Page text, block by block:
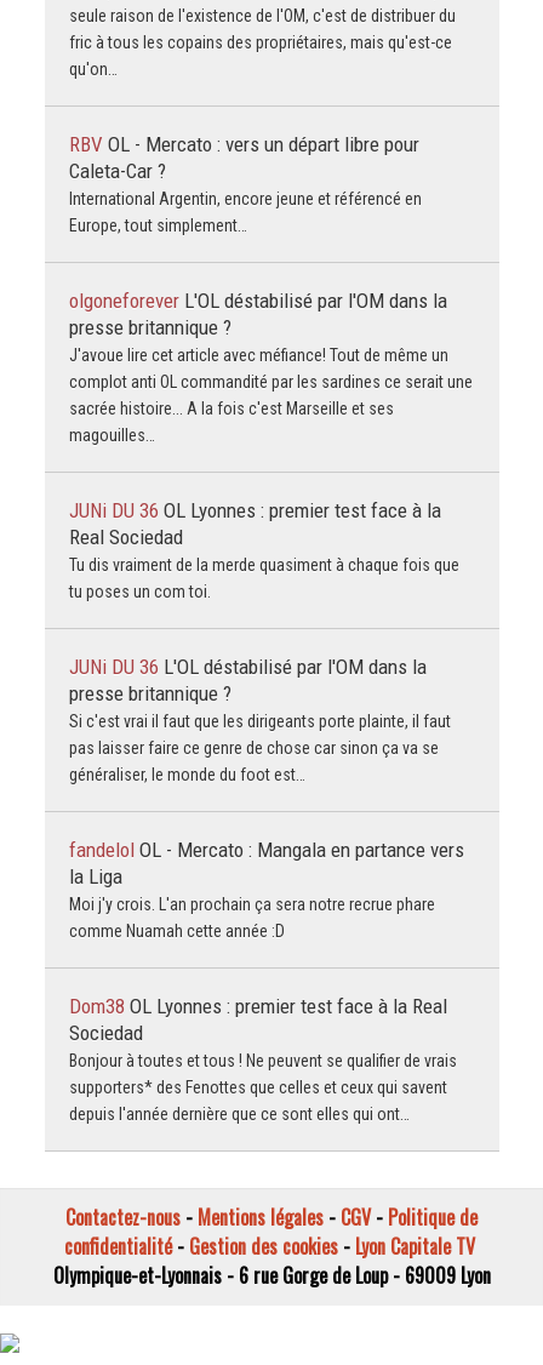
seule raison de l'existence de l'OM, c'est de distribuer du
fric à tous les copains des propriétaires, mais qu'est-ce
qu'on…
RBV OL - Mercato : vers un départ libre pour
Caleta-Car ?
International Argentin, encore jeune et référencé en
Europe, tout simplement…
olgoneforever L'OL déstabilisé par l'OM dans la
presse britannique ?
J'avoue lire cet article avec méfiance! Tout de même un
complot anti OL commandité par les sardines ce serait une
sacrée histoire... A la fois c'est Marseille et ses
magouilles…
JUNi DU 36 OL Lyonnes : premier test face à la
Real Sociedad
Tu dis vraiment de la merde quasiment à chaque fois que
tu poses un com toi.
JUNi DU 36 L'OL déstabilisé par l'OM dans la
presse britannique ?
Si c'est vrai il faut que les dirigeants porte plainte, il faut
pas laisser faire ce genre de chose car sinon ça va se
généraliser, le monde du foot est…
fandelol OL - Mercato : Mangala en partance vers
la Liga
Moi j'y crois. L'an prochain ça sera notre recrue phare
comme Nuamah cette année :D
Dom38 OL Lyonnes : premier test face à la Real
Sociedad
Bonjour à toutes et tous ! Ne peuvent se qualifier de vrais
supporters* des Fenottes que celles et ceux qui savent
depuis l'année dernière que ce sont elles qui ont…
Contactez-nous - Mentions légales - CGV- Politique de
confidentialité- Gestion des cookies- Lyon Capitale TV
Olympique-et-Lyonnais - 6 rue Gorge de Loup - 69009 Lyon